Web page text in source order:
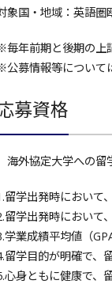
象国・地域：英語圏
毎年前期と後期の上
公募情報等について
募資格
海外協定大学への留
留学出発時において
留学出発時において
学業成績平均値（
留学目的が明確で、
心身ともに健康で、